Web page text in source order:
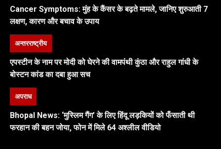
Cancer Symptoms: मुंह के कैंसर के बढ़ते मामले, जानिए शुरुआती 7
लक्षण, कारण और बचाव के उपाय
अन्तरराष्ट्रीय
एपस्टीन के नाम पर मोदी को घेरने की वामपंथी कुंठा और राहुल गांधी के
बोस्टन कांड का दबा हुआ सच
अपराध
Bhopal News: ‘मुस्लिम गैंग’ के लिए हिंदू लड़कियों को फँसाती थी
फरहान की बहन जोया, फोन में मिले 64 अश्लील वीडियो